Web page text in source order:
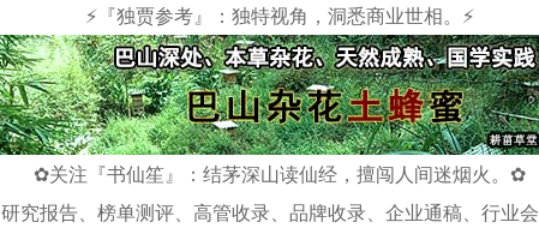
⚡『独贾参考』：独特视角，洞悉商业世相。 ⚡
✿关注『书仙笙』：结茅深山读仙经，擅闯人间迷烟火。 ✿
研究报告、榜单测评、高管收录、品牌收录、企业通稿、行业